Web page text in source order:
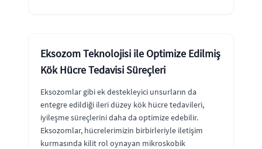
Eksozom Teknolojisi ile Optimize Edilmiş
Kök Hücre Tedavisi Süreçleri
Eksozomlar gibi ek destekleyici unsurların da
entegre edildiği ileri düzey kök hücre tedavileri,
iyileşme süreçlerini daha da optimize edebilir.
Eksozomlar, hücrelerimizin birbirleriyle iletişim
kurmasında kilit rol oynayan mikroskobik